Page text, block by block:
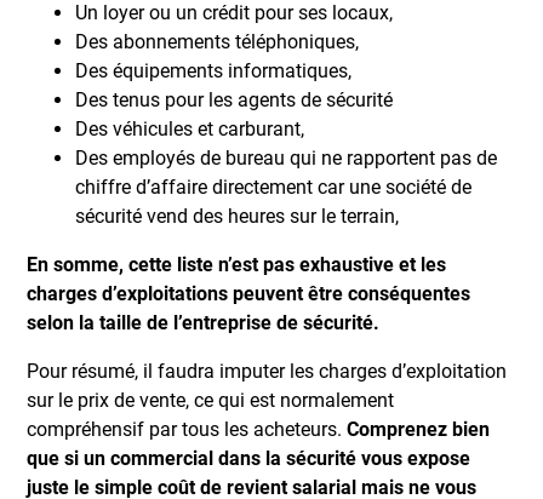
Un loyer ou un crédit pour ses locaux,
Des abonnements téléphoniques,
Des équipements informatiques,
Des tenus pour les agents de sécurité
Des véhicules et carburant,
Des employés de bureau qui ne rapportent pas de
chiffre d’affaire directement car une société de
sécurité vend des heures sur le terrain,
En somme, cette liste n’est pas exhaustive et les
charges d’exploitations peuvent être conséquentes
selon la taille de l’entreprise de sécurité.
Pour résumé, il faudra imputer les charges d’exploitation
sur le prix de vente, ce qui est normalement
compréhensif par tous les acheteurs.Comprenez bien
que si un commercial dans la sécurité vous expose
juste le simple coût de revient salarial mais ne vous